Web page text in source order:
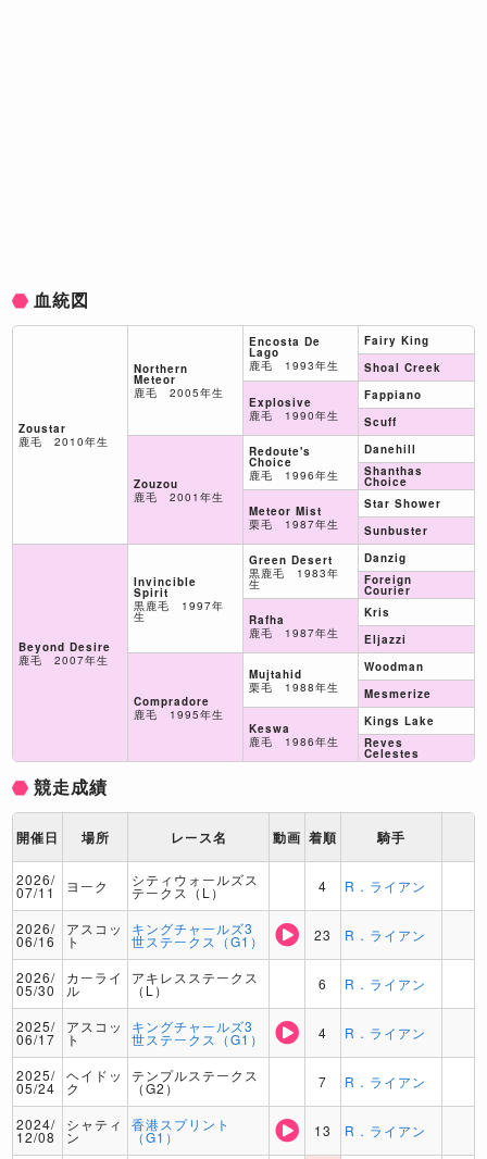
血統図
Zoustar
鹿毛 2010年生
Beyond Desire
鹿毛 2007年生
Northern
Meteor
鹿毛 2005年生
Zouzou
鹿毛 2001年生
Invincible
Spirit
黒鹿毛 1997年
生
Compradore
鹿毛 1995年生
Encosta De
Lago
鹿毛 1993年生
Explosive
鹿毛 1990年生
Redoute's
Choice
鹿毛 1996年生
Meteor Mist
栗毛 1987年生
Green Desert
黒鹿毛 1983年
生
Rafha
鹿毛 1987年生
Mujtahid
栗毛 1988年生
Keswa
鹿毛 1986年生
Fairy King
Shoal Creek
Fappiano
Scuff
Danehill
Shanthas
Choice
Star Shower
Sunbuster
Danzig
Foreign
Courier
Kris
Eljazzi
Woodman
Mesmerize
Kings Lake
Reves
Celestes
競走成績
開催日 場所 レース名 動画 着順 騎手
2026/
07/11 ヨーク シティウォールズス
テークス（L） 4 R．ライアン
2026/
06/16
アスコッ
ト
キングチャールズ3
世ステークス（G1） 23 R．ライアン
2026/
05/30
カーライ
ル
アキレスステークス
（L） 6 R．ライアン
2025/
06/17
アスコッ
ト
キングチャールズ3
世ステークス（G1） 4 R．ライアン
2025/
05/24
ヘイドッ
ク
テンプルステークス
（G2） 7 R．ライアン
2024/
12/08
シャティ
ン
香港スプリント
（G1） 13 R．ライアン